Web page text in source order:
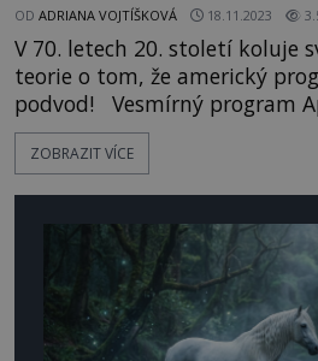
OD ADRIANA VOJTÍŠKOVÁ 18.11.2023
V 70. letech 20. století koluje
teorie o tom, že americký
podvod! Vesmírný program Apollo je realizovaný v
letech 1961–1972 a má za cíl
na Měsíci a jejich návrat.
Buzz Aldrin (*193
ZOBRAZIT VÍCE